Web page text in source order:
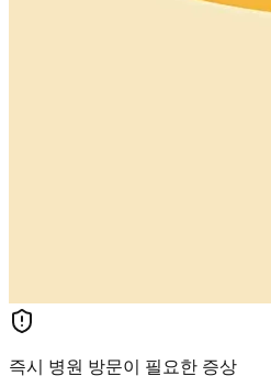
즉시 병원 방문이 필요한 증상